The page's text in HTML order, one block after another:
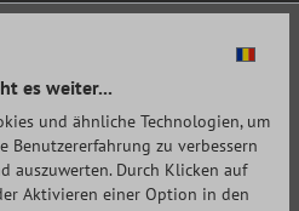
es weiter...
und ähnliche Technologien, um
Benutzererfahrung zu verbessern
auszuwerten. Durch Klicken auf
Aktivieren einer Option in den